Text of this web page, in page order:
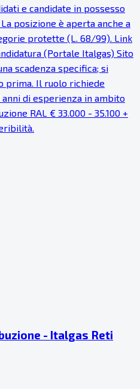
e candidate in possesso
posizione è aperta anche a
protette (L. 68/99). Link
(Portale Italgas) Sito
scadenza specifica; si
prima. Il ruolo richiede
di esperienza in ambito
RAL € 33.000 - 35.100 +
- Italgas Reti